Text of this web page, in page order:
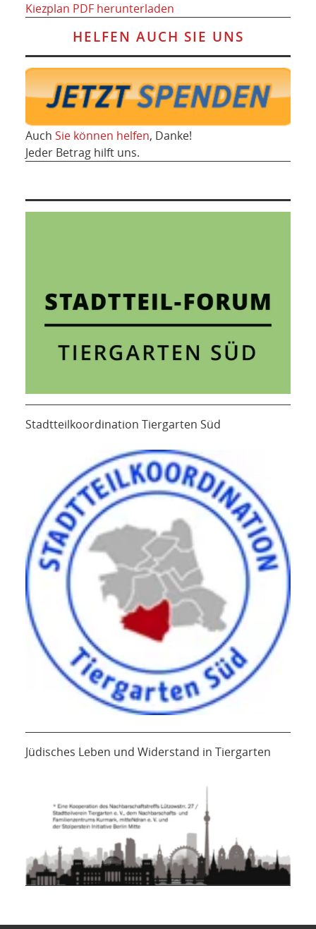
Kiezplan PDF herunterladen
HELFEN AUCH SIE UNS
Auch Sie können helfen, Danke!
Jeder Betrag hilft uns.
Stadtteilkoordination Tiergarten Süd
Jüdisches Leben und Widerstand in Tiergarten